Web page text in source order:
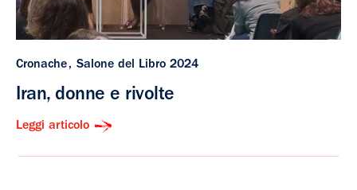
Cronache Salone del Libro 2024
Iran, donne e rivolte
Leggi articolo